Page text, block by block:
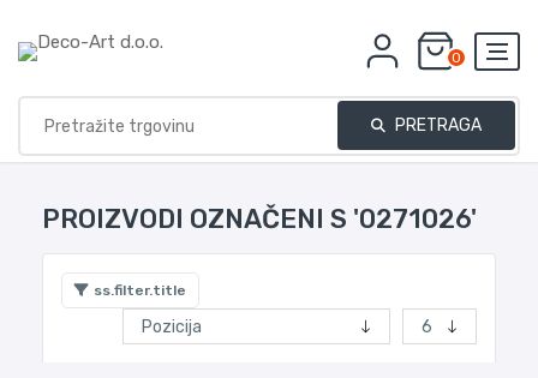
0
PRETRAGA
PROIZVODI OZNAČENI S '0271026'
ss.filter.title